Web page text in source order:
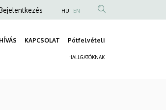
HU EN
KAPCSOLAT Pótfelvételi
HALLGATÓKNAK